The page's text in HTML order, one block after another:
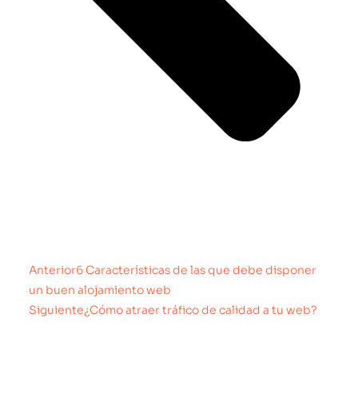
Anterior6 Características de las que debe disponer
un buen alojamiento web
Siguiente¿Cómo atraer tráfico de calidad a tu web?